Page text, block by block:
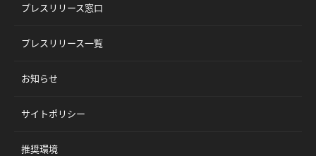
プレスリリース窓口
プレスリリース一覧
お知らせ
サイトポリシー
推奨環境